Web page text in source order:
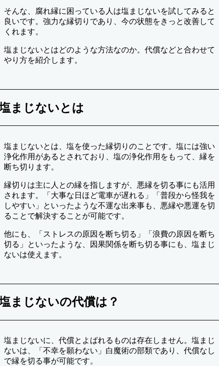
そんな、腐れ縁に困っている人は塩まじないを試してみると
良いです。強力な縁切りであり、今の状態をきっと改善して
くれます。
塩まじないとはどのような方法なのか。代償などと合わせて
やり方を紹介します。
まじないとは
塩まじないとは、塩を使った縁切りのことです。塩には強い
浄化作用があるとされており、塩の浄化作用をもって、縁を
断ち切ります。
縁切りは主に人との縁を指しますが、悪縁を切る事にも活用
されます。「大事な日ほど電車が遅れる」「普段から怪我を
しやすい」といったような不運な出来事も、悪縁や悪運を切
ることで解決することが可能です。
他にも、「ストレスの原因を断ち切る」「浪費の原因を断ち
切る」といったような、因果関係を断ち切る事にも、塩まじ
ないは使えます。
まじないの代償は？
塩まじないに、代償とよばれるものは存在しません。塩まじ
ないは、「不幸を願わない」白魔術の部類であり、代償なし
で縁を切る事が可能です。